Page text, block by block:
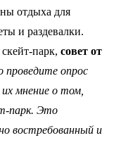
отдыха для
и раздевалки.
парк, совет от
проведите опрос
мнение о том,
парк. Это
востребованный и